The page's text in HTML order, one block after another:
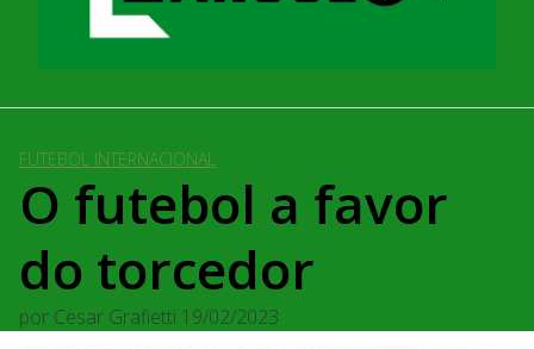
FUTEBOL INTERNACIONAL
O futebol a favor
do torcedor
por Cesar Grafietti 19/02/2023